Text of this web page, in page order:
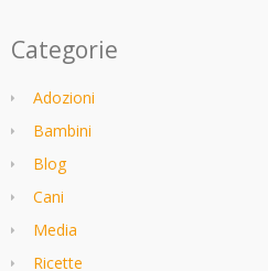
Categorie
Adozioni
Bambini
Blog
Cani
Media
Ricette